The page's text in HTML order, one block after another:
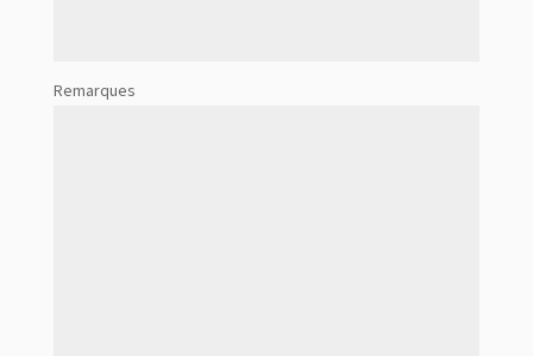
Remarques